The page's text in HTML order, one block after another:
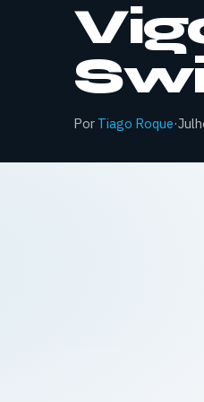
Por Tiago Roque·